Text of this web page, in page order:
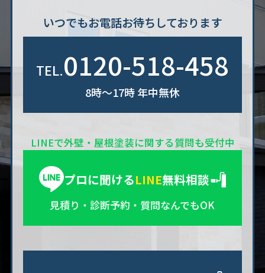
いつでもお電話お待ちしております
TEL.0120-518-458
8時〜17時 年中無休
LINEで外壁・屋根塗装に関する質問も受付中
プロに聞けるLINE無料相談
見積り・診断予約・質問なんでもOK